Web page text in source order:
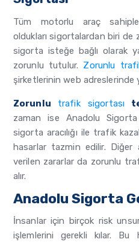
Tüm motorlu araç
oldukları sigortalardan biri de
sigorta isteğe bağlı olarak
zorunlu tutulur. Zorunlu
şirketlerinin web adreslerinde
Zorunlu trafik sigortası
zaman ise Anadolu
sigorta aracılığı ile trafik
hasarlar tazmin edilir. Diğer
verilen zararlar da zorunlu
alır.
Anadolu Sigorta
İnsanlar için birçok risk
işlemlerini gerekli kılar. Bu